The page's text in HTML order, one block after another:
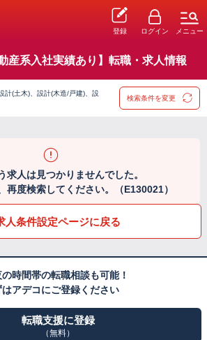
登録 ログイン メニュー
産系入社実績あり】転職・求人情報
計(土木)、設計(木造/戸建)、設
検索条件を変更
求人は見つかりませんでした。
再度検索してください。（E130021）
人条件設定ページに戻る
時間帯の転職相談も可能！
はアデコにご登録ください
転職支援に登録
（無料）